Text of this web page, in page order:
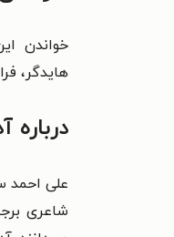
خواندن
هایدگر،
شاعری